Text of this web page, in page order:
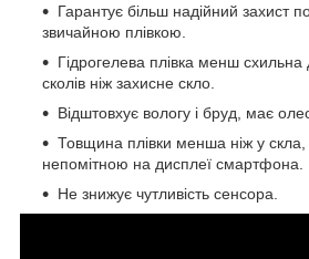
Гарантує більш надійний захист
звичайною плівкою.
Гідрогелева плівка менш схильна
сколів ніж захисне скло.
Відштовхує вологу і бруд, має
Товщина плівки менша ніж у скла,
непомітною на дисплеї смартфона.
Не знижує чутливість сенсора.